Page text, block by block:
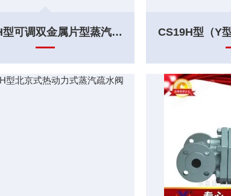
CS17H型可调双金属片型蒸汽疏水阀